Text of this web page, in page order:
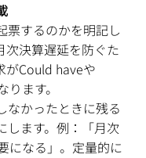
票するのかを明記し
次決算遅延を防ぐた
がCould haveや
ます。
なかったときに残る
します。例：「月次
になる」。定量的に